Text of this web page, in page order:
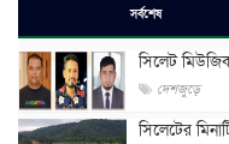
সর্বশেষ
সিলেট
দেশজুড়ে
সিলেটের